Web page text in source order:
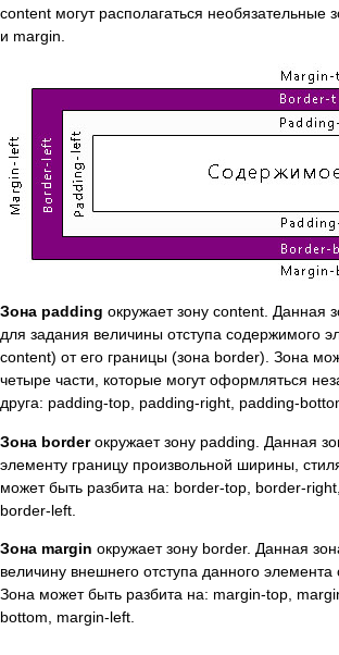
content могут располагаться необязательные
и margin.
Зона padding окружает зону content. Данная
для задания величины отступа содержимого
content) от его границы (зона border). Зона
четыре части, которые могут оформляться
друга: padding-top, padding-right, padding-
Зона borderокружает зону padding. Данная
элементу границу произвольной ширины,
может быть разбита на: border-top, border-
border-left.
Зона margin окружает зону border. Данная
величину внешнего отступа данного
Зона может быть разбита на: margin-top,
bottom, margin-left.